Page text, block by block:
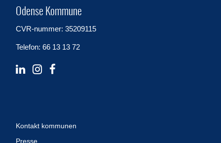
Odense Kommune
CVR-nummer: 35209115
Telefon: 66 13 13 72
Kontakt kommunen
Presse